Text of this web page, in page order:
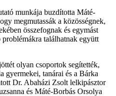
munkája buzdította Máté-
megmutassák a közösségnek,
összefognak és egymást
találhatnak együtt
olyan csoportok segítették,
gyermekei, tanárai és a Bárka
Dr. Abaházi Zsolt lelkipásztor
és Máté-Borbás Orsolya